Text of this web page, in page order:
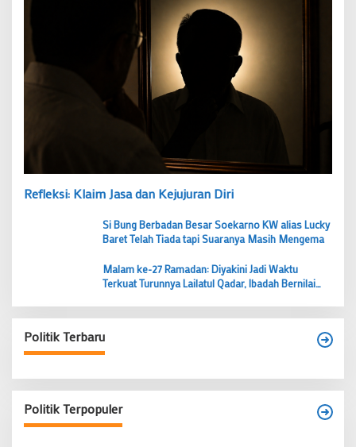
Refleksi: Klaim Jasa dan Kejujuran Diri
Si Bung Berbadan Besar Soekarno KW alias Lucky
Baret Telah Tiada tapi Suaranya Masih Mengema
Malam ke-27 Ramadan: Diyakini Jadi Waktu
Terkuat Turunnya Lailatul Qadar, Ibadah Bernilai
Politik Terbaru
Politik Terpopuler